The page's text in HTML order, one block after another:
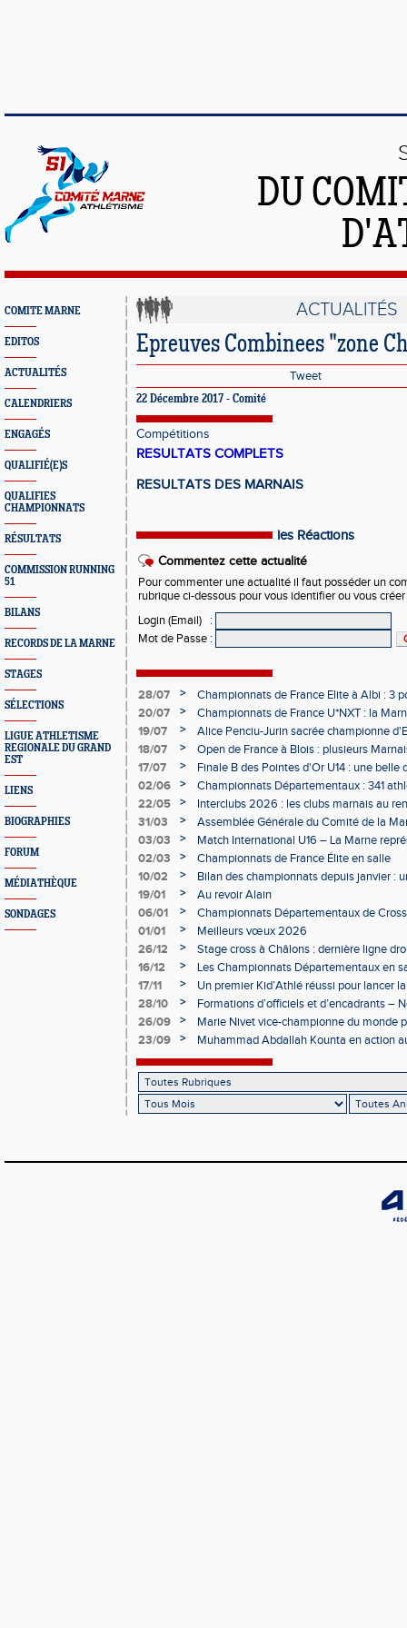
DU
COMITE MARNE
EDITOS
ACTUALITÉS
CALENDRIERS
ENGAGÉS
QUALIFIÉ(E)S
QUALIFIES
CHAMPIONNATS
RÉSULTATS
COMMISSION RUNNING
51
BILANS
RECORDS DE LA MARNE
STAGES
SÉLECTIONS
LIGUE ATHLETISME
REGIONALE DU GRAND
EST
LIENS
BIOGRAPHIES
FORUM
MÉDIATHÈQUE
SONDAGES
ACTUALITÉS
Epreuves Combinees "zone
Tweet
22 Décembre 2017 - Comité
Compétitions
RESULTATS COMPLETS
RESULTATS DES MARNAIS
les Réactions
Commentez cette actualité
Pour commenter une actualité il faut posséder un
rubrique ci-dessous pour vous identifier ou vous
Login (Email)
:
Mot de Passe :
28/07 >
Championnats de France Elite à Albi : 3
20/07
>
Championnats de France U*NXT : la
Charléty
19/07 >
Alice Penciu-Jurin sacrée championne
18/07
>
Open de France à Blois : plusieurs
17/07
>
Finale B des Pointes d'Or U14 : une
Obernai
02/06 >
Championnats Départementaux : 341
Champagne
22/05 >
Interclubs 2026 : les clubs marnais au
31/03
>
Assemblée Générale du Comité de la
Épernay
03/03 >
Match International U16 – La Marne
02/03
>
Championnats de France Élite en salle
10/02
>
Bilan des championnats depuis janvier :
bien lancée
19/01 >
Au revoir Alain
06/01
>
Championnats Départementaux de
01/01
>
Meilleurs vœux 2026
26/12
>
Stage cross à Châlons : dernière ligne
Départementaux
16/12 >
Les Championnats Départementaux en
hivernale
17/11 >
Un premier Kid’Athlé réussi pour lancer
28/10
>
Formations d’officiels et d’encadrants –
26/09
>
Marie Nivet vice-championne du monde
23/09
> Muhammad Abdallah Kounta en action